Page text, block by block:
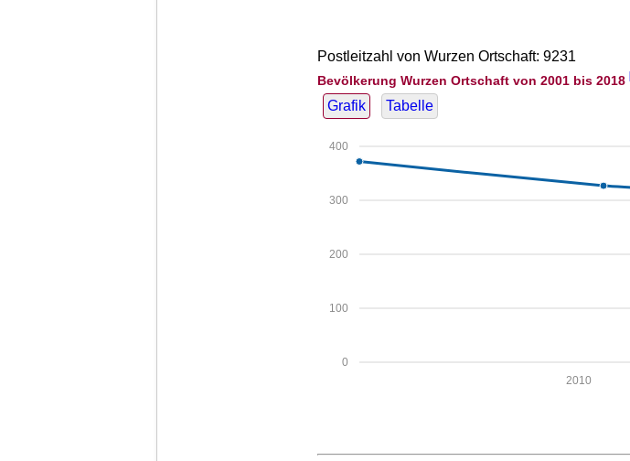
Postleitzahl von Wurzen Ortschaft: 9231
Bevölkerung Wurzen Ortschaft von 2001 bis 2018
Grafik Tabelle
0
100
200
300
400
2010